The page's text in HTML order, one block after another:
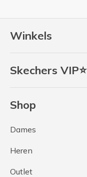
Winkels
Skechers VIP⭐
Shop
Dames
Heren
Outlet